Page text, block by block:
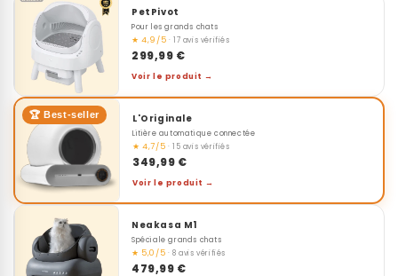
PetPivot
Pour les grands chats
★ 4,9/5 · 17 avis vérifiés
299,99 €
Voir le produit →
🏆 Best-seller L'Originale
Litière automatique connectée
★ 4,7/5 · 15 avis vérifiés
349,99 €
Voir le produit →
Neakasa M1
Spéciale grands chats
★ 5,0/5 · 8 avis vérifiés
479,99 €